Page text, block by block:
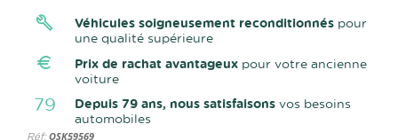
Véhicules soigneusement reconditionnés pour
une qualité supérieure
Prix de rachat avantageux pour votre ancienne
voiture
79 Depuis 79 ans, nous satisfaisons vos besoins
automobiles
Réf: OSK59569